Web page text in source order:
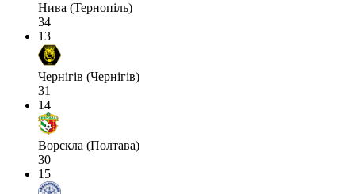
Нива (Тернопіль)
34
13
Чернігів (Чернігів)
31
14
Ворскла (Полтава)
30
15